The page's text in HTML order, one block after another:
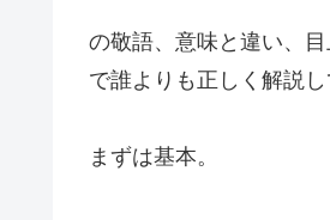
の敬語、意味と違い、
で誰よりも正しく解説し
まずは基本。